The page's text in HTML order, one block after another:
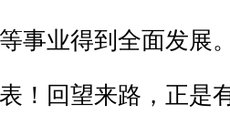
事业得到全面发展
！回望来路，正是